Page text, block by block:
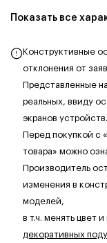
Показать все
Конструктивные
отклонения от
Представленные
реальных, ввиду
экранов устройств.
Перед покупкой с
товара» можно
Производитель
изменения в
моделей,
в т.ч. менять цвет
декоративных